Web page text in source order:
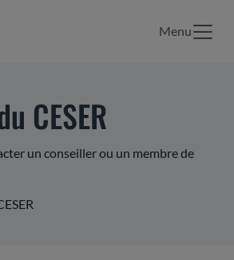
Menu
CESER
un conseiller ou un membre de